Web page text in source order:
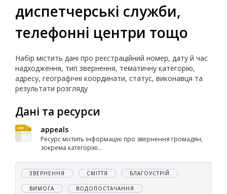
диспетчерські служби,
телефонні центри тощо
Набір містить дані про реєстраційний номер, дату й час
надходження, тип звернення, тематичну категорію,
адресу, географічні координати, статус, виконавця та
результати розгляду
Дані та ресурси
appeals
Ресурс містить інформацію про звернення громадян,
зокрема категорію...
ЗВЕРНЕННЯ СМІТТЯ БЛАГОУСТРІЙ
ВИМОГА ВОДОПОСТАЧАННЯ